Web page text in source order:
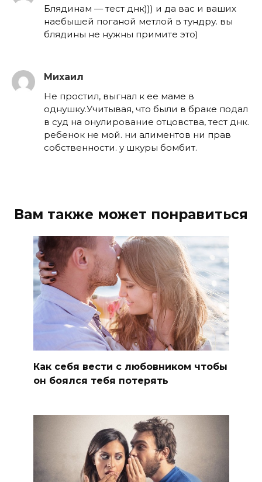
Блядинам — тест днк))) и да вас и ваших
наебышей поганой метлой в тундру. вы
блядины не нужны примите это)
Михаил
Не простил, выгнал к ее маме в
однушку.Учитывая, что были в браке подал
в суд на онулирование отцовства, тест днк.
ребенок не мой. ни алиментов ни прав
собственности. у шкуры бомбит.
Вам также может понравиться
Как себя вести с любовником чтобы
он боялся тебя потерять